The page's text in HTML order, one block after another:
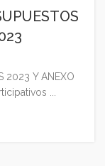
2023 Y ANEXO
...